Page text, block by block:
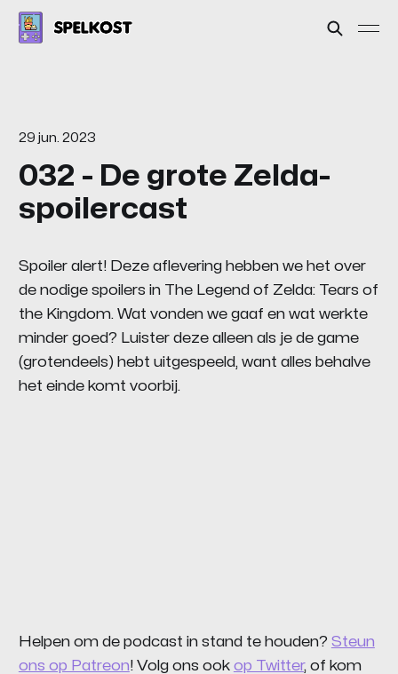
29 jun. 2023
032 - De grote Zelda-
spoilercast
Spoiler alert! Deze aflevering hebben we het over
de nodige spoilers in The Legend of Zelda: Tears of
the Kingdom. Wat vonden we gaaf en wat werkte
minder goed? Luister deze alleen als je de game
(grotendeels) hebt uitgespeeld, want alles behalve
het einde komt voorbij.
Helpen om de podcast in stand te houden? Steun
ons op Patreon! Volg ons ook op Twitter, of kom